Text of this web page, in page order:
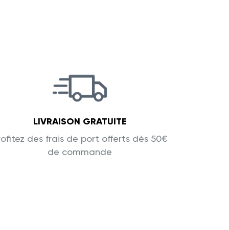
LIVRAISON GRATUITE
des frais de port offerts dès 50€
de commande